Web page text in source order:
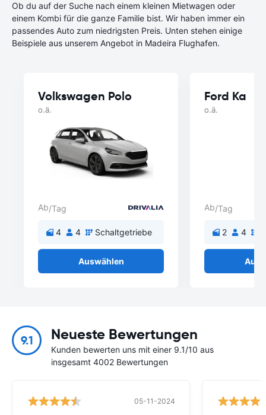
Ob du auf der Suche nach einem kleinen Mietwagen oder
einem Kombi für die ganze Familie bist. Wir haben immer ein
passendes Auto zum niedrigsten Preis. Unten stehen einige
Beispiele aus unserem Angebot in Madeira Flughafen.
Volkswagen Polo
o.ä.
Ab/Tag
4 4 Schaltgetriebe
Auswählen
Ford Ka
o.ä.
Ab/Tag
2 4
9.1 Neueste Bewertungen
Kunden bewerten uns mit einer 9.1/10 aus
insgesamt 4002 Bewertungen
05-11-2024